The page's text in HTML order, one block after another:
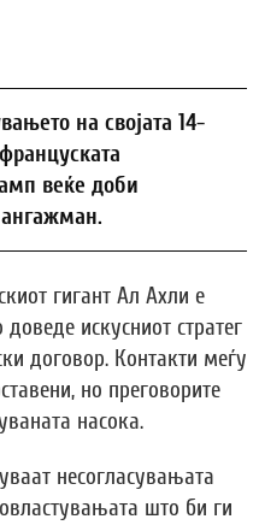
на својата 14-
веќе доби
гигант Ал Ахли е
искусниот стратег
договор. Контакти меѓу
но преговорите
насока.
несогласувањата
што би ги